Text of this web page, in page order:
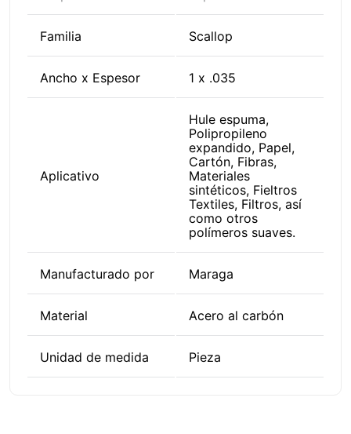
Familia Scallop
Ancho x Espesor 1 x .035
Aplicativo
Hule espuma,
Polipropileno
expandido, Papel,
Cartón, Fibras,
Materiales
sintéticos, Fieltros
Textiles, Filtros, así
como otros
polímeros suaves.
Manufacturado por Maraga
Material Acero al carbón
Unidad de medida Pieza